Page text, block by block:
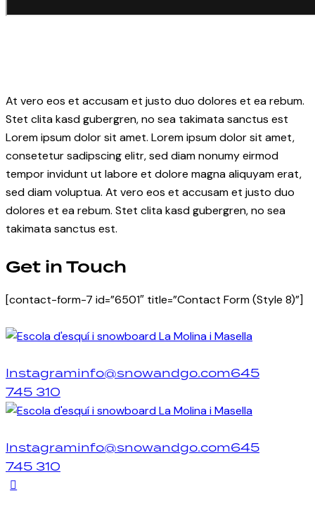
At vero eos et accusam et justo duo dolores et ea rebum.
Stet clita kasd gubergren, no sea takimata sanctus est
Lorem ipsum dolor sit amet. Lorem ipsum dolor sit amet,
consetetur sadipscing elitr, sed diam nonumy eirmod
tempor invidunt ut labore et dolore magna aliquyam erat,
sed diam voluptua. At vero eos et accusam et justo duo
dolores et ea rebum. Stet clita kasd gubergren, no sea
takimata sanctus est.
Get in Touch
[contact-form-7 id=”6501″ title=”Contact Form (Style 8)”]
Instagraminfo@snowandgo.com645
745 310
Instagraminfo@snowandgo.com645
745 310